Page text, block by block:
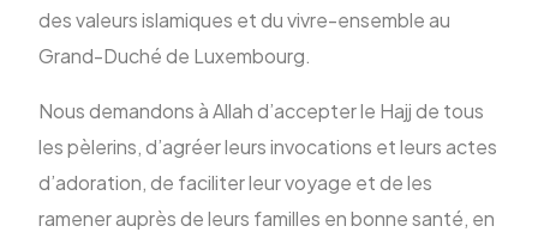
des valeurs islamiques et du vivre-ensemble au
Grand-Duché de Luxembourg.
Nous demandons à Allah d’accepter le Hajj de tous
les pèlerins, d’agréer leurs invocations et leurs actes
d’adoration, de faciliter leur voyage et de les
ramener auprès de leurs familles en bonne santé, en